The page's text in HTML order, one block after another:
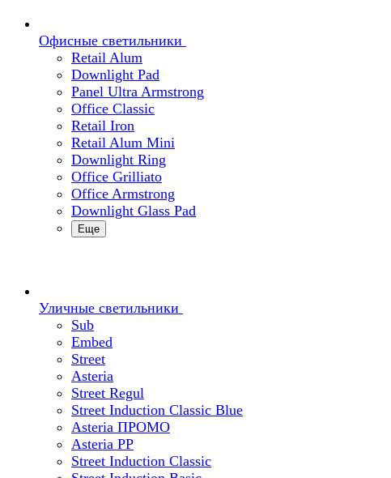
Офисные светильники
Retail Alum
Downlight Pad
Panel Ultra Armstrong
Office Classic
Retail Iron
Retail Alum Mini
Downlight Ring
Office Grilliato
Office Armstrong
Downlight Glass Pad
Еще
Уличные светильники
Sub
Embed
Street
Asteria
Street Regul
Street Induction Classic Blue
Asteria ПРОМО
Asteria PP
Street Induction Classic